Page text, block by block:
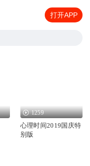
打开APP
1259
心理时间2019国庆特
别版